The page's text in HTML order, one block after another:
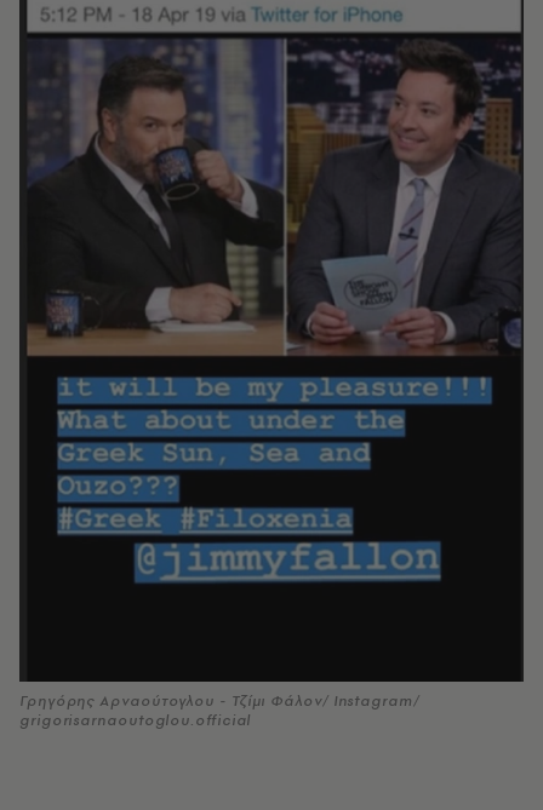
Γρηγόρης Αρναούτογλου - Τζίμι Φάλον/ Instagram/
grigorisarnaoutoglou.official